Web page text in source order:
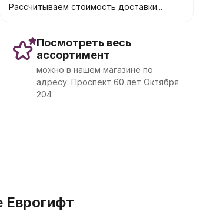
Рассчитываем стоимость доставки...
Посмотреть весь
ассортимент
можно в нашем магазине по
адресу: Проспект 60 лет Октября
204
Еврогифт